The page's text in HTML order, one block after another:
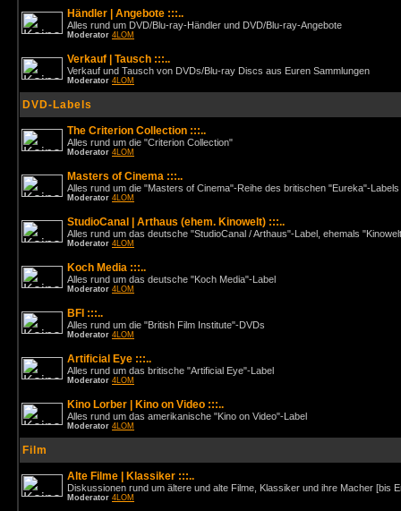
Händler | Angebote :::..
Alles rund um DVD/Blu-ray-Händler und DVD/Blu-ray-Angebote
Moderator 4LOM
Verkauf | Tausch :::..
Verkauf und Tausch von DVDs/Blu-ray Discs aus Euren Sammlungen
Moderator 4LOM
DVD-Labels
The Criterion Collection :::..
Alles rund um die "Criterion Collection"
Moderator 4LOM
Masters of Cinema :::..
Alles rund um die "Masters of Cinema"-Reihe des britischen "Eureka"-Labels
Moderator 4LOM
StudioCanal | Arthaus (ehem. Kinowelt) :::..
Alles rund um das deutsche "StudioCanal / Arthaus"-Label, ehemals
Moderator 4LOM
Koch Media :::..
Alles rund um das deutsche "Koch Media"-Label
Moderator 4LOM
BFI :::..
Alles rund um die "British Film Institute"-DVDs
Moderator 4LOM
Artificial Eye :::..
Alles rund um das britische "Artificial Eye"-Label
Moderator 4LOM
Kino Lorber | Kino on Video :::..
Alles rund um das amerikanische "Kino on Video"-Label
Moderator 4LOM
Film
Alte Filme | Klassiker :::..
Diskussionen rund um ältere und alte Filme, Klassiker und ihre Macher [bis
Moderator 4LOM